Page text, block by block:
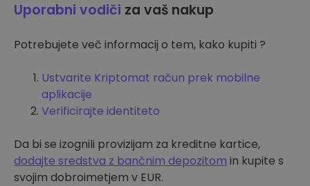
Uporabni vodiči za vaš nakup
Potrebujete več informacij o tem, kako kupiti ?
Ustvarite Kriptomat račun prek mobilne
aplikacije
Verificirajte identiteto
Da bi se izognili provizijam za kreditne kartice,
dodajte sredstva z bančnim depozitom in kupite s
svojim dobroimetjem v EUR.